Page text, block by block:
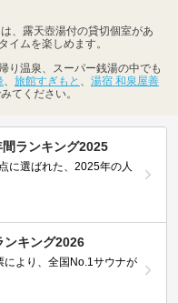
は、露天壺湯付の貸切個室があ
イムを楽しめます。
り温泉、スーパー銭湯の中でも
旅館すぎもと
湯宿 和泉屋善
てください。
ランキング2025
に選ばれた、2025年の人
ンキング2026
により、全国No.1サウナが